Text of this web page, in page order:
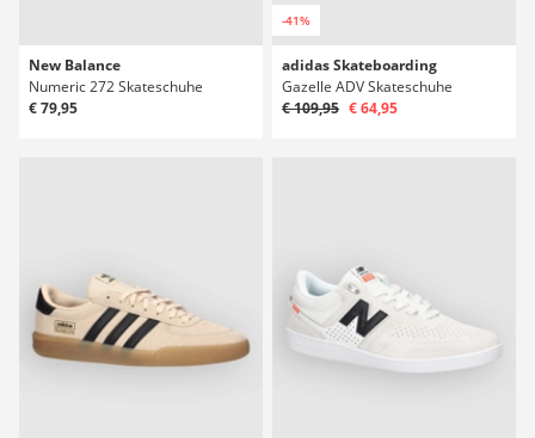
New Balance
Numeric 272 Skateschuhe
€ 79,95
-41%
adidas Skateboarding
Gazelle ADV Skateschuhe
€ 109,95 € 64,95